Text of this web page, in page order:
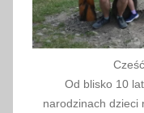
Od blisko 10
narodzinach dzieci